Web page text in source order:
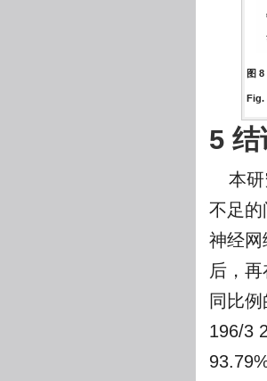
图 8
Fig.
5 结
本
不足的
神经网
后，
同比
196/3